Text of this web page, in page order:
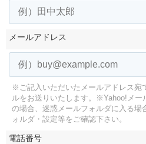
メールアドレス
※ご記入いただいたメールアドレス宛
ルをお送りいたします。
※Yahoo!メー
の場合、迷惑メールフォルダに入る場
ォルダ・設定等をご確認下さい。
電話番号